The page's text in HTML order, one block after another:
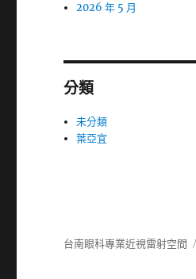
2026 年 5 月
分類
未分類
葉亞宜
台南眼科專業近視雷射空間